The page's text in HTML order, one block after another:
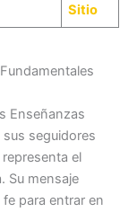
Sitio
Enseñanzas
seguidores
el
Su mensaje
para entrar en